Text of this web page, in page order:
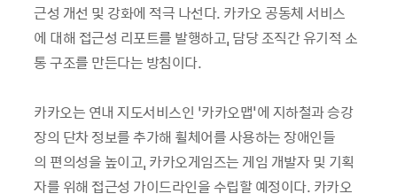
근성 개선 및 강화에 적극 나선다. 카카오 공동체 서비스
에 대해 접근성 리포트를 발행하고, 담당 조직간 유기적 소
통 구조를 만든다는 방침이다.
카카오는 연내 지도서비스인 ‘카카오맵'에 지하철과 승강
장의 단차 정보를 추가해 휠체어를 사용하는 장애인들
의 편의성을 높이고, 카카오게임즈는 게임 개발자 및 기획
자를 위해 접근성 가이드라인을 수립할 예정이다. 카카오